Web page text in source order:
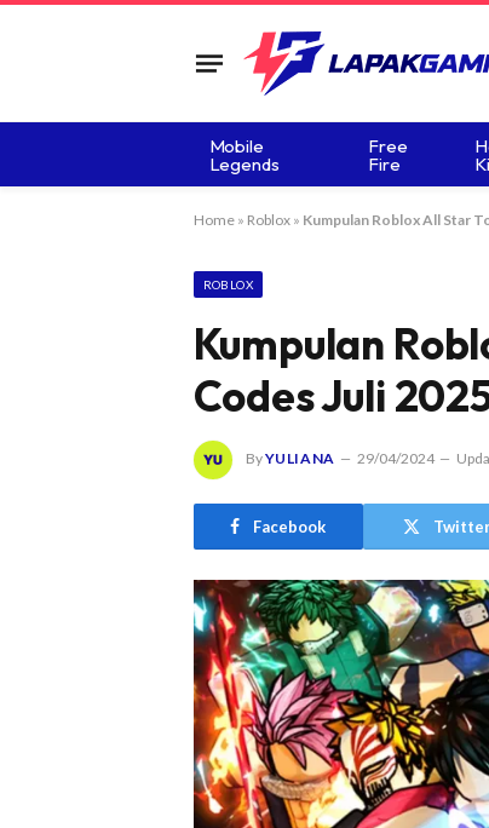
Mobile
Legends
Free
Fire
Home» Roblox» Kumpulan Roblox All Star
ROBLOX
Kumpulan
Codes Juli
ByYULIANA 29/04/2024
Facebook